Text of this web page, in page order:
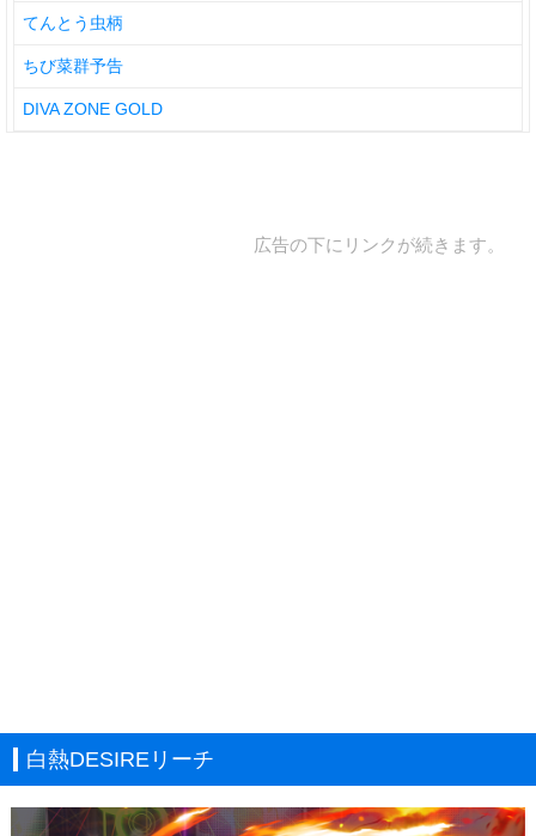
てんとう虫柄
ちび菜群予告
DIVA ZONE GOLD
広告の下にリンクが続きます。
白熱DESIREリーチ